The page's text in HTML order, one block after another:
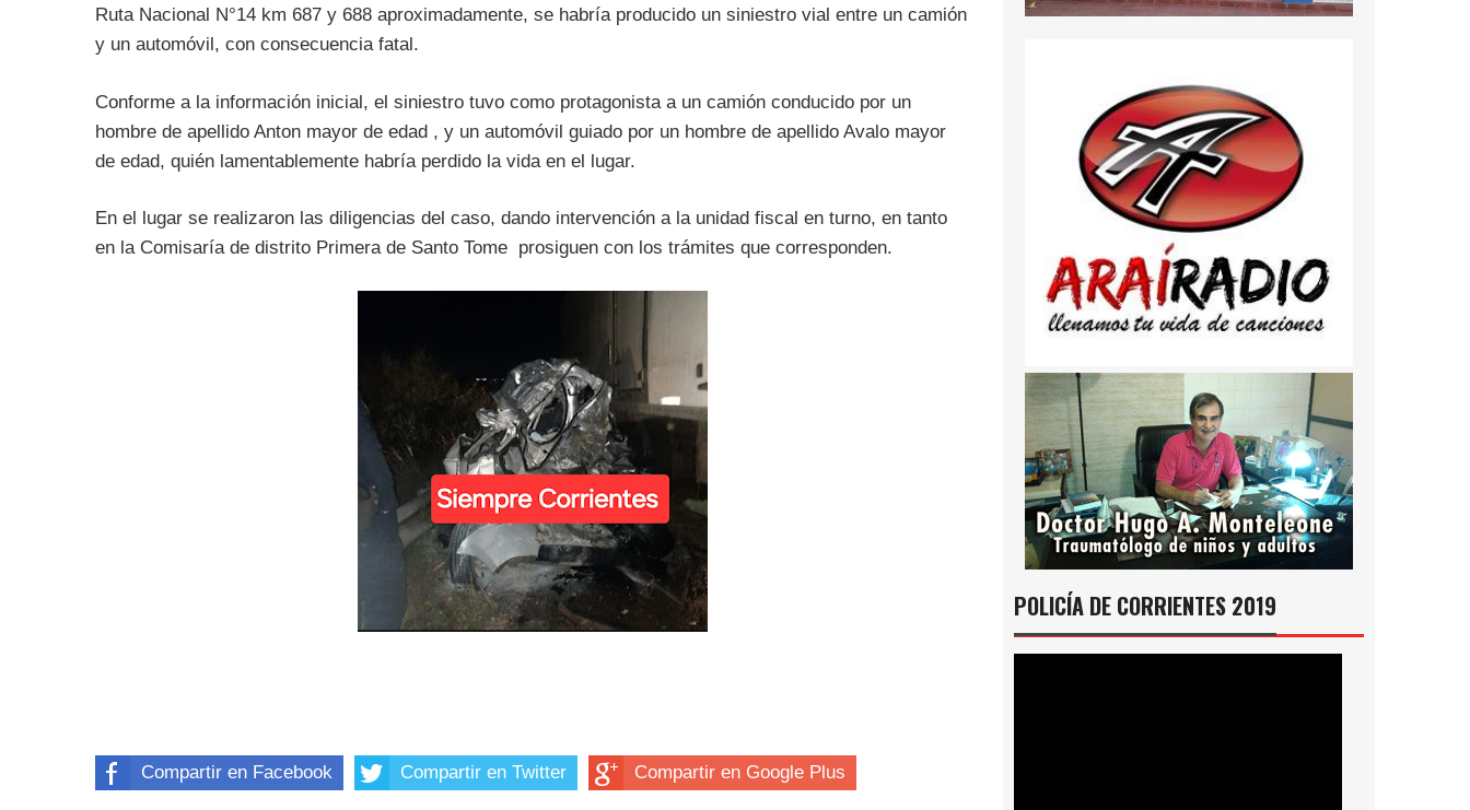
Ruta Nacional N°14 km 687 y 688 aproximadamente, se habría producido un siniestro vial entre un camión
y un automóvil, con consecuencia fatal.
Conforme a la información inicial, el siniestro tuvo como protagonista a un camión conducido por un
hombre de apellido Anton mayor de edad , y un automóvil guiado por un hombre de apellido Avalo mayor
de edad, quién lamentablemente habría perdido la vida en el lugar.
En el lugar se realizaron las diligencias del caso, dando intervención a la unidad fiscal en turno, en tanto
en la Comisaría de distrito Primera de Santo Tome prosiguen con los trámites que corresponden.
Compartir en Facebook Compartir en Twitter Compartir en Google Plus
POLICÍA DE CORRIENTES 2019